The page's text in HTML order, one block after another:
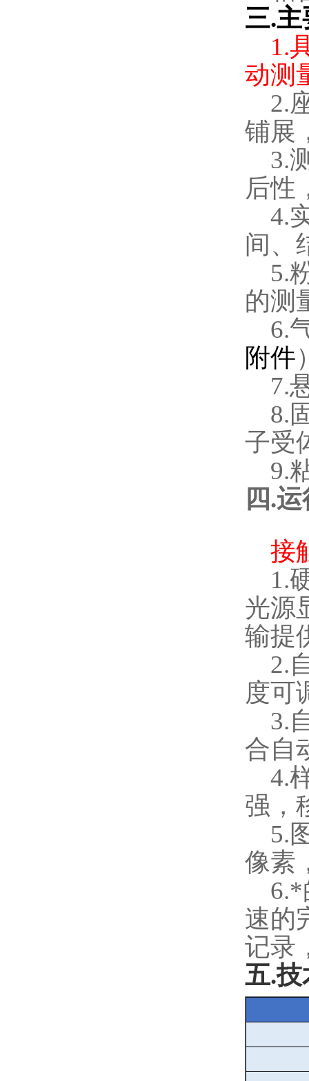
三.主
1.
动测
2.
铺展
3.
后性
4.
间、
5.
的测
6.
附件
7.
8.
子受
9.
四.运
接
1.
光源
输提
2.
度可
3.
合自
4.
强，
5.
像素
6.*
速的
记录
五.技